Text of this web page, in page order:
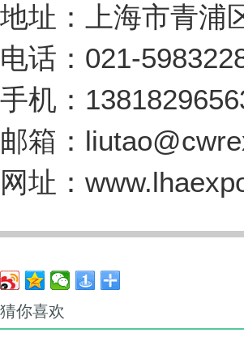
地址：上海市青浦
电话：021-
手机：
邮箱：
网址：
猜你喜欢